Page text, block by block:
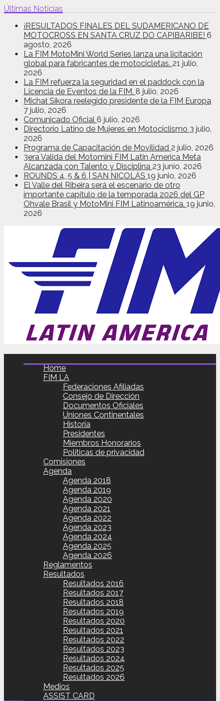
Últimas Noticias
¡RESULTADOS FINALES DEL SUDAMERICANO DE
MOTOCROSS EN SANTA CRUZ DO CAPIBARIBE! 6
agosto, 2026
La FIM MotoMini World Series lanza una licitación
global para fabricantes de motocicletas. 21 julio,
2026
La FIM refuerza la seguridad en el paddock con la
Licencia de Eventos de la FIM. 8 julio, 2026
Michał Sikora reelegido presidente de la FIM Europa
7 julio, 2026
Comunicado Oficial 6 julio, 2026
Directorio Latino de Mujeres en Motociclismo 3 julio,
2026
Programa de Capacitación de Movilidad 2 julio, 2026
3era Valida del Motomini FIM Latin America Meta
Alcanzada con Talento y Disciplina 23 junio, 2026
ROUNDS 4, 5 & 6 | SAN NICOLÁS 19 junio, 2026
El Valle del Ribeira será el escenario de otro
importante capítulo de la temporada 2026 del GP
Ohvale Brasil y MotoMini FIM Latinoamérica. 19 junio,
2026
Home
FIM LA
Federaciones Afiliadas
Consejo de Dirección
Documentos Oficiales
Uniones Continentales
Historia
Presidentes
Miembros Honorarios
Políticas de privacidad
Comisiones
Agenda
Agenda 2018
Agenda 2019
Agenda 2020
Agenda 2021
Agenda 2022
Agenda 2023
Agenda 2024
Agenda 2025
Agenda 2026
Reglamentos
Resultados
Resultados 2016
Resultados 2017
Resultados 2018
Resultados 2019
Resultados 2020
Resultados 2021
Resultados 2022
Resultados 2023
Resultados 2024
Resultados 2025
Resultados 2026
Medios
ASSIST CARD